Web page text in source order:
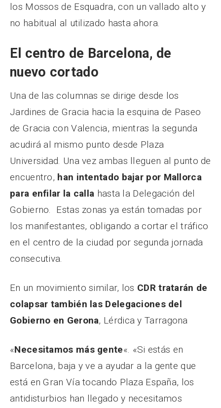
los Mossos de Esquadra, con un vallado alto y
no habitual al utilizado hasta ahora.
El centro de Barcelona, de
nuevo cortado
Una de las columnas se dirige desde los
Jardines de Gracia hacia la esquina de Paseo
de Gracia con Valencia, mientras la segunda
acudirá al mismo punto desde Plaza
Universidad. Una vez ambas lleguen al punto de
encuentro, han intentado bajar por Mallorca
para enfilar la calla hasta la Delegación del
Gobierno. Estas zonas ya están tomadas por
los manifestantes, obligando a cortar el tráfico
en el centro de la ciudad por segunda jornada
consecutiva.
En un movimiento similar, los CDR tratarán de
colapsar también las Delegaciones del
Gobierno en Gerona, Lérdica y Tarragona
«Necesitamos más gente«. «Si estás en
Barcelona, baja y ve a ayudar a la gente que
está en Gran Vía tocando Plaza España, los
antidisturbios han llegado y necesitamos